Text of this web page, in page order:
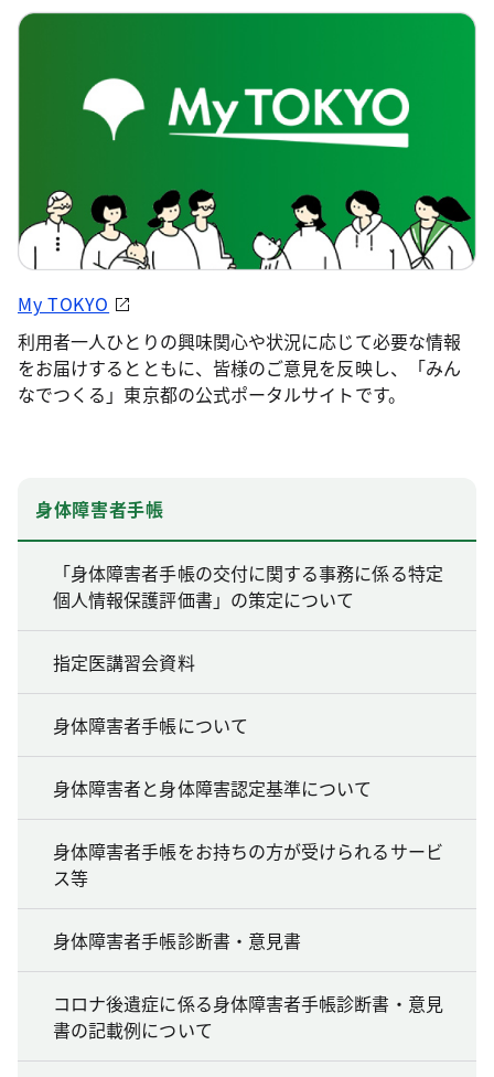
My TOKYO
利用者一人ひとりの興味関心や状況に応じて必要な情報
をお届けするとともに、皆様のご意見を反映し、「みん
なでつくる」東京都の公式ポータルサイトです。
身体障害者手帳
「身体障害者手帳の交付に関する事務に係る特定
個人情報保護評価書」の策定について
指定医講習会資料
身体障害者手帳について
身体障害者と身体障害認定基準について
身体障害者手帳をお持ちの方が受けられるサービ
ス等
身体障害者手帳診断書・意見書
コロナ後遺症に係る身体障害者手帳診断書・意見
書の記載例について